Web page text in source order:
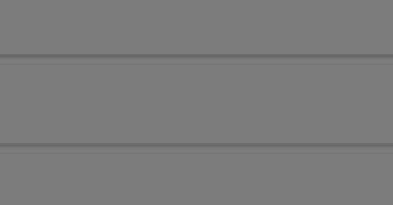
Objekten können in den
Auslandsaufenthalt kann je nach Tarif